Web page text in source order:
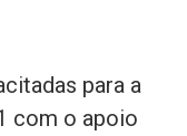
para a
com o apoio